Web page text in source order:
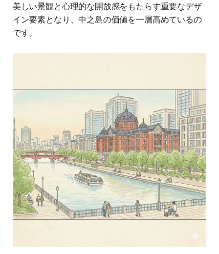
美しい景観と心理的な開放感をもたらす重要なデザ
イン要素となり、中之島の価値を一層高めているの
です。